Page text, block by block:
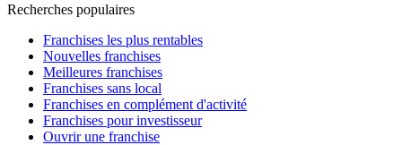
Recherches populaires
Franchises les plus rentables
Nouvelles franchises
Meilleures franchises
Franchises sans local
Franchises en complément d'activité
Franchises pour investisseur
Ouvrir une franchise